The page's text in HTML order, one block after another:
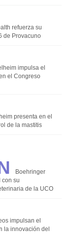
refuerza su
de Provacuno
impulsa el
el Congreso
presenta en el
de la mastitis
Boehringer
con su
de la UCO
impulsan el
la innovación del